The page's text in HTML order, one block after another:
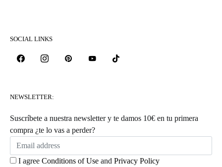
SOCIAL LINKS
NEWSLETTER:
Suscríbete a nuestra newsletter y te damos 10€ en tu primera
compra ¿te lo vas a perder?
I agree Conditions of Use and Privacy Policy